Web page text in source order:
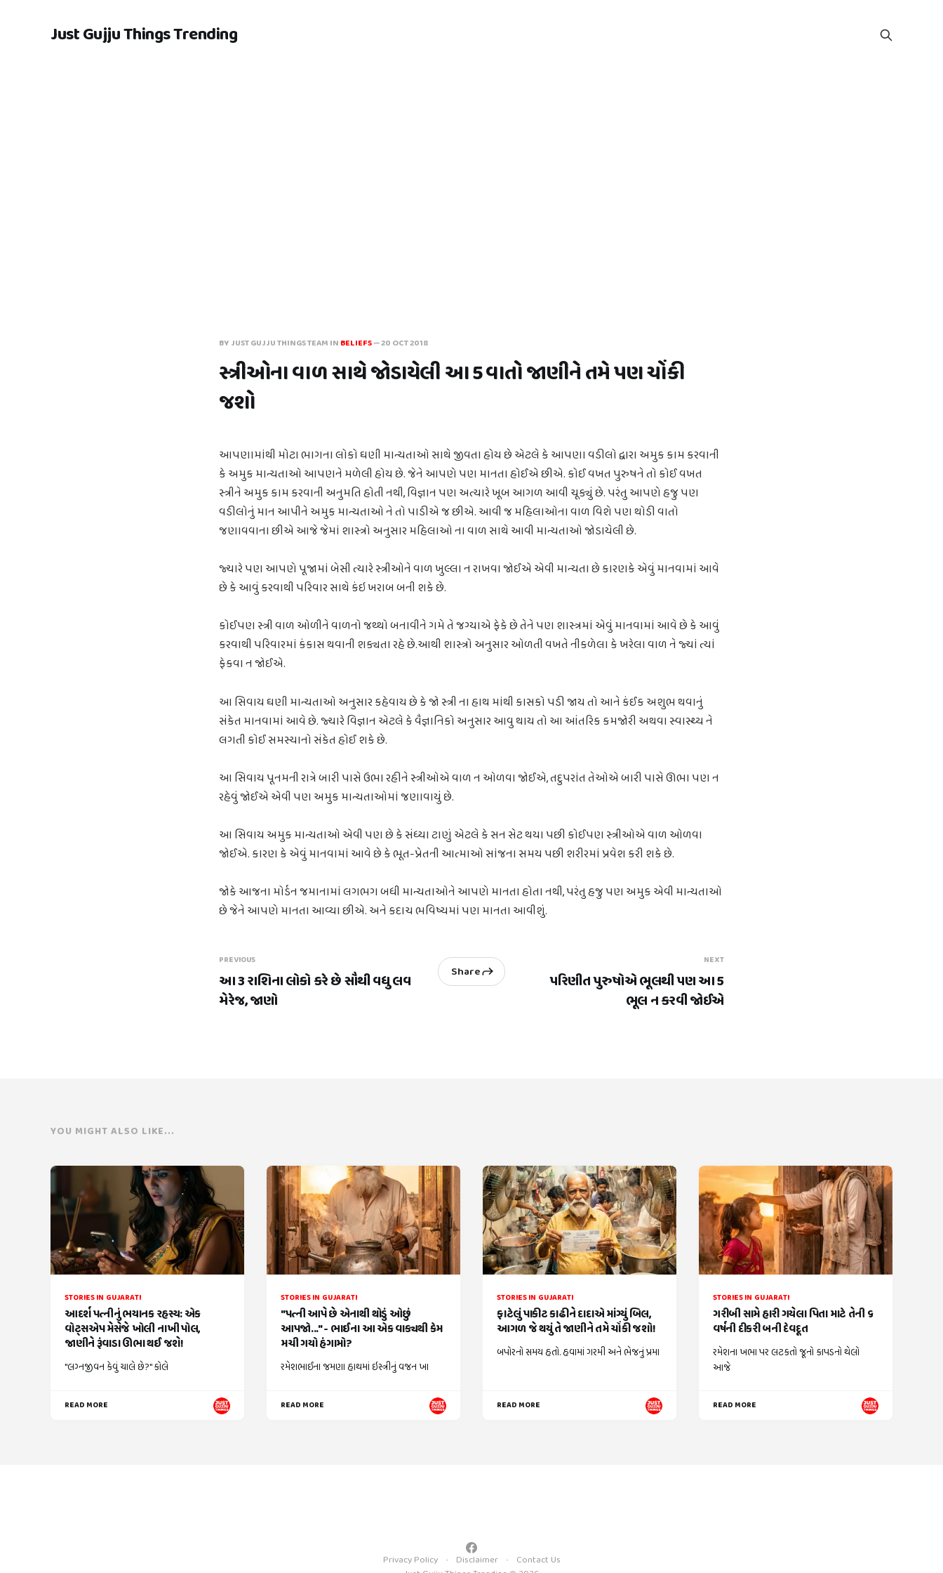
Just Gujju Things Trending
BY JUST GUJJU THINGS TEAM IN BELIEFS—20 OCT 2018
સ્ત્રીઓના વાળ સાથે જોડાયેલી આ 5 વાતો જાણીને તમે પણ ચોંકી
જશો
આપણામાંથી મોટા ભાગના લોકો ઘણી માન્યતાઓ સાથે જીવતા હોય છે એટલે કે આપણા વડીલો દ્વારા અમુક કામ કરવાની
કે અમુક માન્યતાઓ આપણને મળેલી હોય છે. જેને આપણે પણ માનતા હોઈએ છીએ. કોઈ વખત પુરુષને તો કોઈ વખત
સ્ત્રીને અમુક કામ કરવાની અનુમતિ હોતી નથી, વિજ્ઞાન પણ અત્યારે ખૂબ આગળ આવી ચૂક્યું છે. પરંતુ આપણે હજુ પણ
વડીલોનું માન આપીને અમુક માન્યતાઓ ને તો પાડીએ જ છીએ. આવી જ મહિલાઓના વાળ વિશે પણ થોડી વાતો
જણાવવાના છીએ આજે જેમાં શાસ્ત્રો અનુસાર મહિલાઓ ના વાળ સાથે આવી માન્યતાઓ જોડાયેલી છે.
જ્યારે પણ આપણે પૂજામાં બેસી ત્યારે સ્ત્રીઓને વાળ ખુલ્લા ન રાખવા જોઈએ એવી માન્યતા છે કારણકે એવું માનવામાં આવે
છે કે આવું કરવાથી પરિવાર સાથે કંઇ ખરાબ બની શકે છે.
કોઈપણ સ્ત્રી વાળ ઓળીને વાળનો જથ્થો બનાવીને ગમે તે જગ્યાએ ફેકે છે તેને પણ શાસ્ત્રમાં એવું માનવામાં આવે છે કે આવું
કરવાથી પરિવારમાં કંકાસ થવાની શક્યતા રહે છે.આથી શાસ્ત્રો અનુસાર ઓળતી વખતે નીકળેલા કે ખરેલા વાળ ને જ્યાં ત્યાં
ફેકવા ન જોઈએ.
આ સિવાય ઘણી માન્યતાઓ અનુસાર કહેવાય છે કે જો સ્ત્રી ના હાથ માંથી કાસકો પડી જાય તો આને કંઈક અશુભ થવાનું
સંકેત માનવામાં આવે છે. જ્યારે વિજ્ઞાન એટલે કે વૈજ્ઞાનિકો અનુસાર આવુ થાય તો આ આંતરિક કમજોરી અથવા સ્વાસ્થ્ય ને
લગતી કોઈ સમસ્યાનો સંકેત હોઈ શકે છે.
આ સિવાય પૂનમની રાત્રે બારી પાસે ઉભા રહીને સ્ત્રીઓએ વાળ ન ઓળવા જોઈએ, તદુપરાંત તેઓએ બારી પાસે ઊભા પણ ન
રહેવું જોઈએ એવી પણ અમુક માન્યતાઓમાં જણાવાયું છે.
આ સિવાય અમુક માન્યતાઓ એવી પણ છે કે સંધ્યા ટાણું એટલે કે સન સેટ થયા પછી કોઈપણ સ્ત્રીઓએ વાળ ઓળવા
જોઈએ. કારણ કે એવું માનવામાં આવે છે કે ભૂત-પ્રેતની આત્માઓ સાંજના સમય પછી શરીરમાં પ્રવેશ કરી શકે છે.
જોકે આજના મોર્ડન જમાનામાં લગભગ બધી માન્યતાઓને આપણે માનતા હોતા નથી, પરંતુ હજુ પણ અમુક એવી માન્યતાઓ
છે જેને આપણે માનતા આવ્યા છીએ. અને કદાચ ભવિષ્યમાં પણ માનતા આવીશું.
PREVIOUS
આ 3 રાશિના લોકો કરે છે સૌથી વધુ લવ
મેરેજ, જાણો
Share
NEXT
પરિણીત પુરુષોએ ભૂલથી પણ આ 5
ભૂલ ન કરવી જોઈએ
YOU MIGHT ALSO LIKE...
STORIES IN GUJARATI
આદર્શ પત્નીનું ભયાનક રહસ્ય: એક
વોટ્સએપ મેસેજે ખોલી નાખી પોલ,
જાણીને રૂંવાડા ઊભા થઈ જશે!
"લગ્નજીવન કેવું ચાલે છે?" કોલે
READ MORE
STORIES IN GUJARATI
"પત્ની આપે છે એનાથી થોડું ઓછું
આપજો..." - ભાઈના આ એક વાક્યથી કેમ
મચી ગયો હંગામો?
રમેશભાઈના જમણા હાથમાં ઇસ્ત્રીનું વજન ખા
READ MORE
STORIES IN GUJARATI
ફાટેલું પાકીટ કાઢીને દાદાએ માંગ્યું બિલ,
આગળ જે થયું તે જાણીને તમે ચોંકી જશો!
બપોરનો સમય હતો. હવામાં ગરમી અને ભેજનું પ્રમા
READ MORE
STORIES IN GUJARATI
ગરીબી સામે હારી ગયેલા પિતા માટે તેની ૬
વર્ષની દીકરી બની દેવદૂત
રમેશના ખભા પર લટકતો જૂનો કાપડનો થેલો
આજે
READ MORE
Privacy Policy Disclaimer
Contact Us